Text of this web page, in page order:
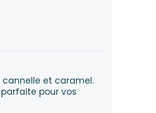
cannelle et caramel.
pour vos